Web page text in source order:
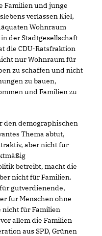
Familien und junge
verlassen Kiel,
Wohnraum
der Stadtgesellschaft
die CDU-Ratsfraktion
nur Wohnraum für
zu schaffen und nicht
zu bauen,
und Familien zu
den demographischen
Thema abtut,
aber nicht für
betreibt, macht die
nicht für Familien.
gutverdienende,
für Menschen ohne
nicht für Familien
allem die Familien
aus SPD, Grünen